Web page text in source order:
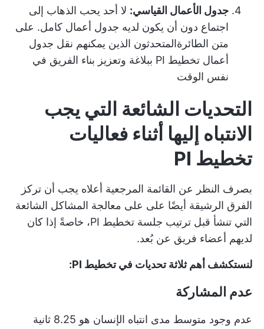
جدول الأعمال القياسي: لا أحد يحب الذهاب إلى
اجتماع دون أن يكون لديه جدول أعمال كامل. على
متن الطائرةالمتحدثون الذين يمكنهم نقل جدول
أعمال تخطيط PI ببلاغة وتعزيز بناء الفريق في
نفس الوقت
التحديات الشائعة التي يجب
الانتباه إليها أثناء فعاليات
تخطيط PI
بصرف النظر عن القائمة المرجعية أعلاه يجب أن تركز
الفرق الرشيقة أيضًا على على معالجة المشاكل الشائعة
التي تنشأ قبل ترتيب جلسة تخطيط PI، خاصةً إذا كان
لديهم أعضاء فريق عن بُعد.
لنستكشف أهم ثلاثة تحديات في تخطيط PI:
عدم المشاركة
عدم وجود متوسط مدى انتباه الإنسان
هو 8.25 ثانية